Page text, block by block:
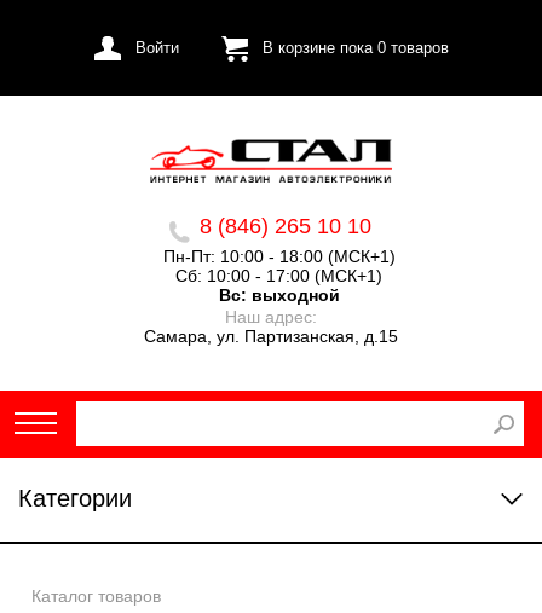
Войти В корзине пока 0товаров
8 (846) 265 10 10
Пн-Пт: 10:00 - 18:00 (МСК+1)
Сб: 10:00 - 17:00 (МСК+1)
Вс: выходной
Наш адрес:
Самара, ул. Партизанская, д.15
Категории
Каталог товаров